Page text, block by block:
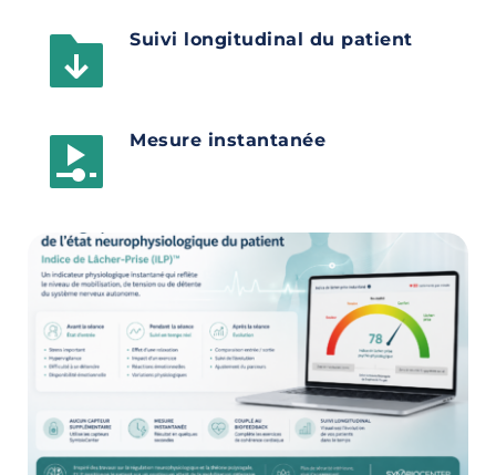
Suivi longitudinal du patient
Mesure instantanée